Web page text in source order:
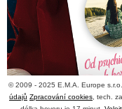
© 2009 - 2025 E.M.A. Europe s.r.o.
údajů Zpracování cookies , tech.